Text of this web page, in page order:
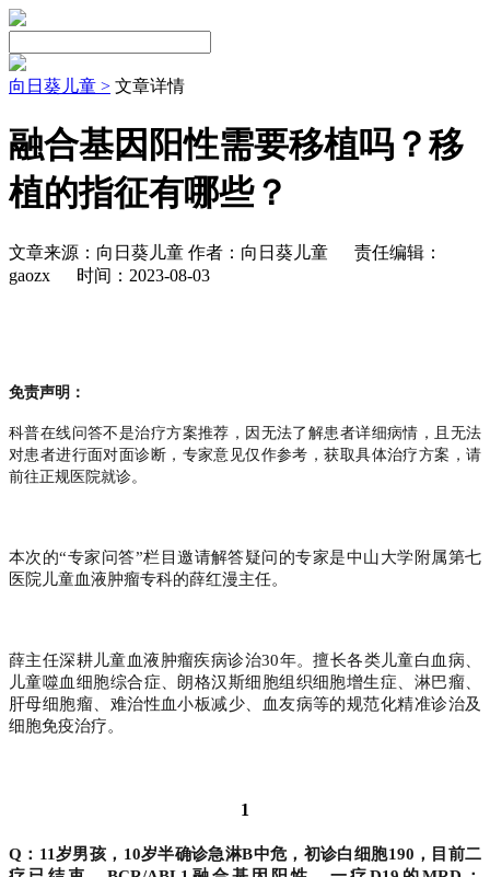
向日葵儿童 > 文章详情
融合基因阳性需要移植吗？移
植的指征有哪些？
文章来源：向日葵儿童 作者：向日葵儿童
责任编辑：
gaozx
时间：2023-08-03
免责声明：
科普在线问答不是治疗方案推荐，因无法了解患者详细病情，且无法
对患者进行面对面诊断，专家意见仅作参考，获取具体治疗方案，请
前往正规医院就诊。
本次的“专家问答”栏目邀请解答疑问的专家是中山大学附属第七
医院儿童血液肿瘤专科的薛红漫主任。
薛主任深耕儿童血液肿瘤疾病诊治30年。擅长各类儿童白血病、
儿童噬血细胞综合症、朗格汉斯细胞组织细胞增生症、淋巴瘤、
肝母细胞瘤、难治性血小板减少、血友病等的规范化精准诊治及
细胞免疫治疗。
1
Q：11岁男孩，10岁半确诊急淋B中危，初诊白细胞190，目前二